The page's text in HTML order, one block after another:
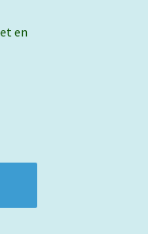
en